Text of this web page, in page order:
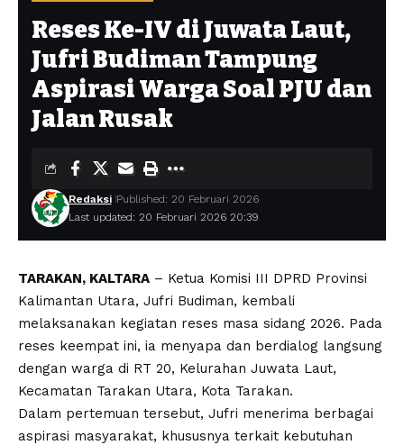
Reses Ke-IV di Juwata Laut,
Jufri Budiman Tampung
Aspirasi Warga Soal PJU dan
Jalan Rusak
Last updated: 20 Februari 2026 20:39
Redaksi Published: 20 Februari 2026
TARAKAN, KALTARA – Ketua Komisi III DPRD Provinsi
Kalimantan Utara, Jufri Budiman, kembali
melaksanakan kegiatan reses masa sidang 2026. Pada
reses keempat ini, ia menyapa dan berdialog langsung
dengan warga di RT 20, Kelurahan Juwata Laut,
Kecamatan Tarakan Utara, Kota Tarakan.
Dalam pertemuan tersebut, Jufri menerima berbagai
aspirasi masyarakat, khususnya terkait kebutuhan